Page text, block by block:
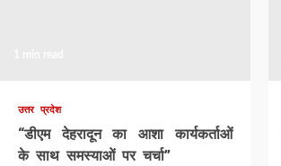
उत्तर प्रदेश
“डीएम देहरादून का आशा कार्यकर्ताओं
के साथ समस्याओं पर चर्चा”